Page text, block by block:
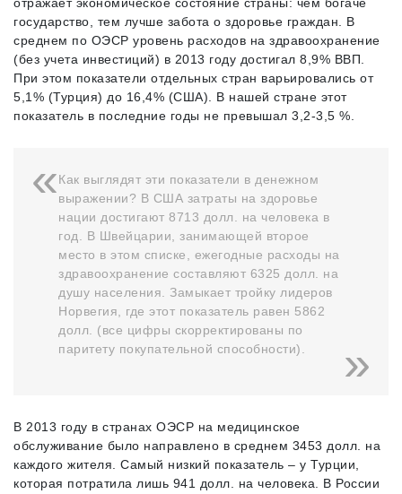
государство, тем лучше забота о здоровье граждан. В
среднем по ОЭСР уровень расходов на здравоохранение
(без учета инвестиций) в 2013 году достигал 8,9% ВВП.
При этом показатели отдельных стран варьировались от
5,1% (Турция) до 16,4% (США). В нашей стране этот
показатель в последние годы не превышал 3,2-3,5 %.
Как выглядят эти показатели в денежном
выражении? В США затраты на здоровье
нации достигают 8713 долл. на человека в
год. В Швейцарии, занимающей второе
место в этом списке, ежегодные расходы на
здравоохранение составляют 6325 долл. на
душу населения. Замыкает тройку лидеров
Норвегия, где этот показатель равен 5862
долл. (все цифры скорректированы по
паритету покупательной способности).
В 2013 году в странах ОЭСР на медицинское
обслуживание было направлено в среднем 3453 долл. на
каждого жителя. Самый низкий показатель – у Турции,
которая потратила лишь 941 долл. на человека. В России